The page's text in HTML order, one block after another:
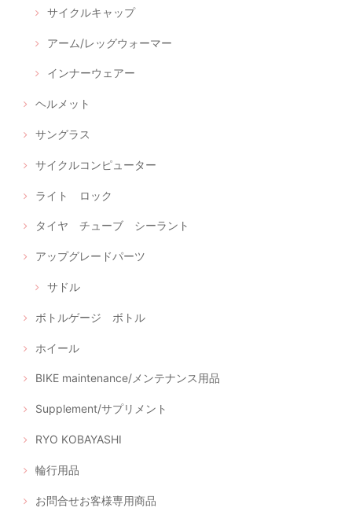
サイクルキャップ
アーム/レッグウォーマー
インナーウェアー
ヘルメット
サングラス
サイクルコンピューター
ライト ロック
タイヤ チューブ シーラント
アップグレードパーツ
サドル
ボトルゲージ ボトル
ホイール
BIKE maintenance/メンテナンス用品
Supplement/サプリメント
RYO KOBAYASHI
輪行用品
お問合せお客様専用商品